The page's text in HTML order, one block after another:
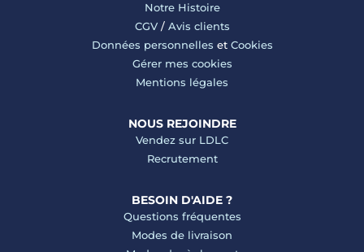
Notre Histoire
CGV/ Avis clients
Données personnelles et Cookies
Gérer mes cookies
Mentions légales
NOUS REJOINDRE
Vendez sur LDLC
Recrutement
BESOIN D'AIDE ?
Questions fréquentes
Modes de livraison